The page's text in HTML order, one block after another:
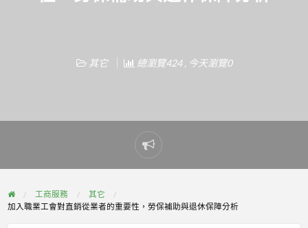
其它 總瀏覽424 , 今天瀏覽0
Report
problem
工商服務
其它
加入職業工會對直銷從業者的重要性，勞保補助與退休保障分析